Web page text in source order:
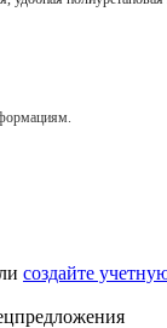
создайте